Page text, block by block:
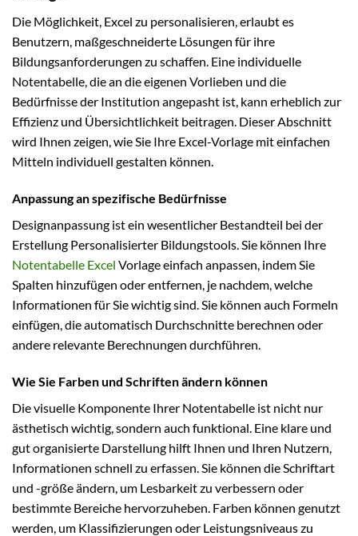
Die Möglichkeit, Excel zu personalisieren, erlaubt es
Benutzern, maßgeschneiderte Lösungen für ihre
Bildungsanforderungen zu schaffen. Eine individuelle
Notentabelle, die an die eigenen Vorlieben und die
Bedürfnisse der Institution angepasht ist, kann erheblich zur
Effizienz und Übersichtlichkeit beitragen. Dieser Abschnitt
wird Ihnen zeigen, wie Sie Ihre Excel-Vorlage mit einfachen
Mitteln individuell gestalten können.
Anpassung an spezifische Bedürfnisse
Designanpassung ist ein wesentlicher Bestandteil bei der
Erstellung Personalisierter Bildungstools. Sie können Ihre
Notentabelle Excel Vorlage einfach anpassen, indem Sie
Spalten hinzufügen oder entfernen, je nachdem, welche
Informationen für Sie wichtig sind. Sie können auch Formeln
einfügen, die automatisch Durchschnitte berechnen oder
andere relevante Berechnungen durchführen.
Wie Sie Farben und Schriften ändern können
Die visuelle Komponente Ihrer Notentabelle ist nicht nur
ästhetisch wichtig, sondern auch funktional. Eine klare und
gut organisierte Darstellung hilft Ihnen und Ihren Nutzern,
Informationen schnell zu erfassen. Sie können die Schriftart
und -größe ändern, um Lesbarkeit zu verbessern oder
bestimmte Bereiche hervorzuheben. Farben können genutzt
werden, um Klassifizierungen oder Leistungsniveaus zu